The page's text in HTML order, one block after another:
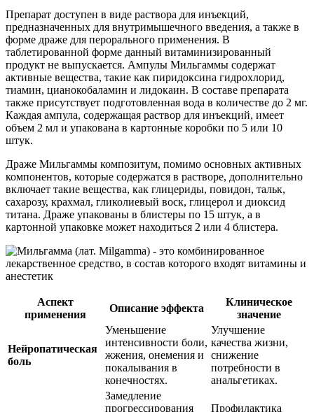
Препарат доступен в виде раствора для инъекций,
предназначенных для внутримышечного введения, а также в
форме драже для перорального применения. В
таблетированной форме данный витаминизированный
продукт не выпускается. Ампулы Мильгаммы содержат
активные вещества, такие как пиридоксина гидрохлорид,
тиамин, цианокобаламин и лидокаин. В составе препарата
также присутствует подготовленная вода в количестве до 2 мг.
Каждая ампула, содержащая раствор для инъекций, имеет
объем 2 мл и упакована в картонные коробки по 5 или 10
штук.
Драже Мильгаммы композитум, помимо основных активных
компонентов, которые содержатся в растворе, дополнительно
включает такие вещества, как глицериды, повидон, тальк,
сахарозу, крахмал, гликолиевый воск, глицерол и диоксид
титана. Драже упакованы в блистеры по 15 штук, а в
картонной упаковке может находиться 2 или 4 блистера.
Аспект
применения
Описание эффекта
Клиническое
значение
Нейропатическая
боль
Уменьшение
интенсивности боли,
жжения, онемения и
покалывания в
конечностях.
Улучшение
качества жизни,
снижение
потребности в
анальгетиках.
Замедление
прогрессирования
Профилактика